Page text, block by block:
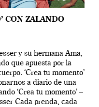
CON ZALANDO
y su hermana Ama,
que apuesta por la
‘Crea tu momento’
a diario de una
‘Crea tu momento’ –
Cada prenda, cada